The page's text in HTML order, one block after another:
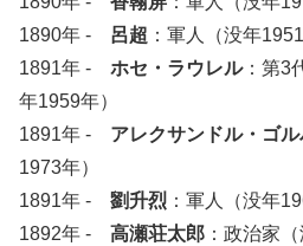
1890年 - 呂超 ：軍人（没年1951
1891年 - ホセ・ラウレル：第3
年1959年）
1891年 - アレクサンドル・ゴ
1973年）
1891年 - 劉升烈 ：軍人（没年
1892年 - 高瀬荘太郎 ：政治家